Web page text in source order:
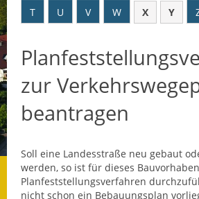
Steueramt
Was die
wussten!
T
U V W X Y
zur
beantragen
Soll eine Landesstraße neu gebaut
werden, so ist für dieses
Planfeststellungsverfahren
nicht schon ein Bebauungsplan